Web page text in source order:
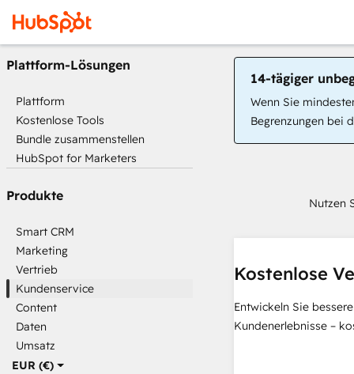
EUR (€)
Plattform-Lösungen
Plattform
Kostenlose Tools
Bundle zusammenstellen
HubSpot for Marketers
Produkte
Smart CRM
Marketing
Vertrieb
Kundenservice
Content
Daten
Umsatz
14-tägiger
Wenn Sie
Begrenzungen bei
Nutzen
Kostenlose
Entwickeln Sie bessere
Kundenerlebnisse –